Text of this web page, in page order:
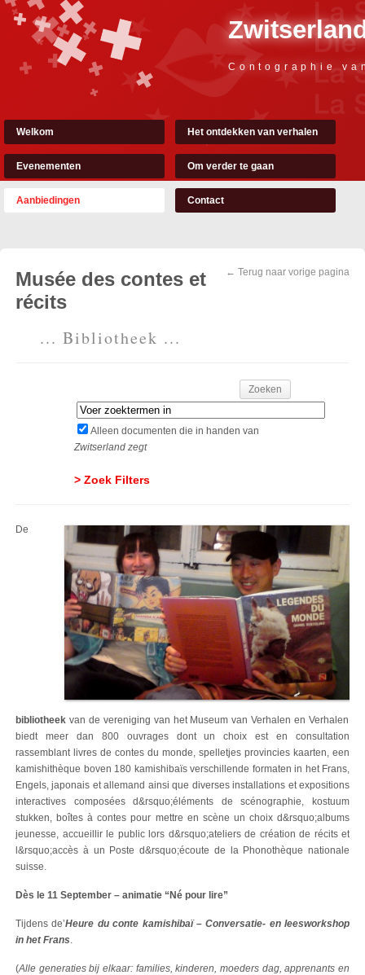
Contographie
Welkom Het ontdekken van verhalen
Evenementen Om verder te gaan
Aanbiedingen Contact
← Terug naar vorige pagina
Musée des contes et
récits
... Bibliotheek ...
Alleen documenten die in handen van
Zwitserland zegt
> Zoek Filters
De
bibliotheek van de vereniging van het Museum van Verhalen en Verhalen
biedt meer dan 800 ouvrages dont un choix est en consultation
rassemblant livres de contes du monde, spelletjes provincies kaarten, een
kamishithèque boven 180 kamishibaïs verschillende formaten in het Frans,
Engels, japonais et allemand ainsi que diverses installations et expositions
interactives composées d&rsquo;éléments de scénographie, kostuum
stukken, boîtes à contes pour mettre en scène un choix d&rsquo;albums
jeunesse, accueillir le public lors d&rsquo;ateliers de création de récits et
l&rsquo;accès à un Poste d&rsquo;écoute de la Phonothèque nationale
suisse.
Dès le 11 September – animatie “Né pour lire”
Tijdens de’Heure du conte kamishibaï – Conversatie- en leesworkshop
in het Frans.
(Alle generaties bij elkaar: families, kinderen, moeders dag, apprenants en